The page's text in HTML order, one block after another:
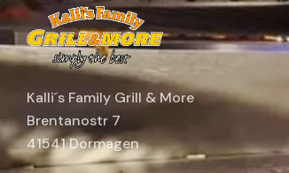
Kalli´s Family Grill & More
Brentanostr 7
41541 Dormagen